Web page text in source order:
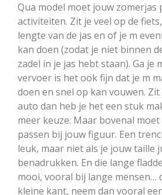
Qua model moet jouw zomerjas
activiteiten. Zit je veel op de
lengte van de jas en of je m
kan doen (zodat je niet binnen
zadel in je jas hebt staan). Ga je
vervoer is het ook fijn dat je m
doen en snel op kan vouwen.
auto dan heb je het een stuk
meer keuze. Maar bovenal
passen bij jouw figuur. Een
leuk, maar niet als je jouw taille
benadrukken. En die lange
mooi, vooral bij lange mensen…
kleine kant, neem dan vooral